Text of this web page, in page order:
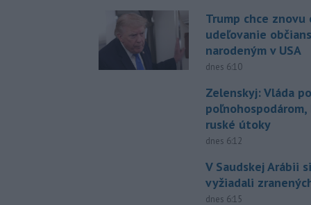
Trump chce
udeľovanie
narodeným v USA
dnes 6:10
Zelenskyj: Vláda
ruské útoky
dnes 6:12
V Saudskej Arábii
vyžiadali
dnes 6:15